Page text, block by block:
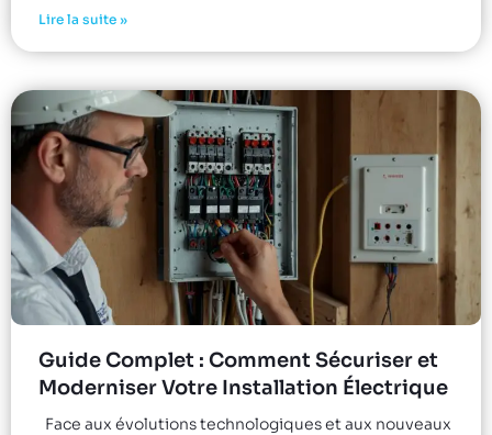
Lire la suite »
Guide Complet : Comment Sécuriser et
Moderniser Votre Installation Électrique
Face aux évolutions technologiques et aux nouveaux